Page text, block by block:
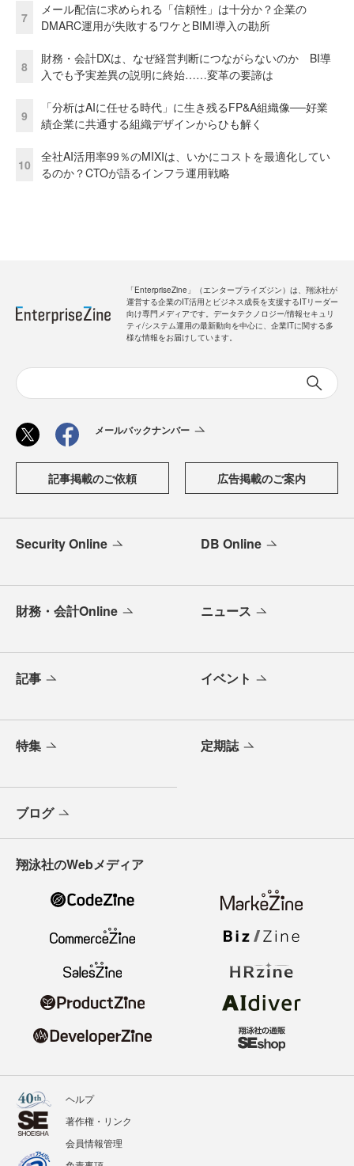
7
メール配信に求められる「信頼性」は十分か？企業の
DMARC運用が失敗するワケとBIMI導入の勘所
8
財務・会計DXは、なぜ経営判断につながらないのか BI導
入でも予実差異の説明に終始……変革の要諦は
9
「分析はAIに任せる時代」に生き残るFP&A組織像──好業
績企業に共通する組織デザインからひも解く
10
全社AI活用率99％のMIXIは、いかにコストを最適化してい
るのか？CTOが語るインフラ運用戦略
「EnterpriseZine」（エンタープライズジン）は、翔泳社が
運営する企業のIT活用とビジネス成長を支援するITリーダー
向け専門メディアです。データテクノロジー/情報セキュリ
ティ/システム運用の最新動向を中心に、企業ITに関する多
様な情報をお届けしています。
メールバックナンバー
記事掲載のご依頼 広告掲載のご案内
Security Online DB Online
財務・会計Online ニュース
記事 イベント
特集 定期誌
ブログ
翔泳社のWebメディア
ヘルプ
著作権・リンク
会員情報管理